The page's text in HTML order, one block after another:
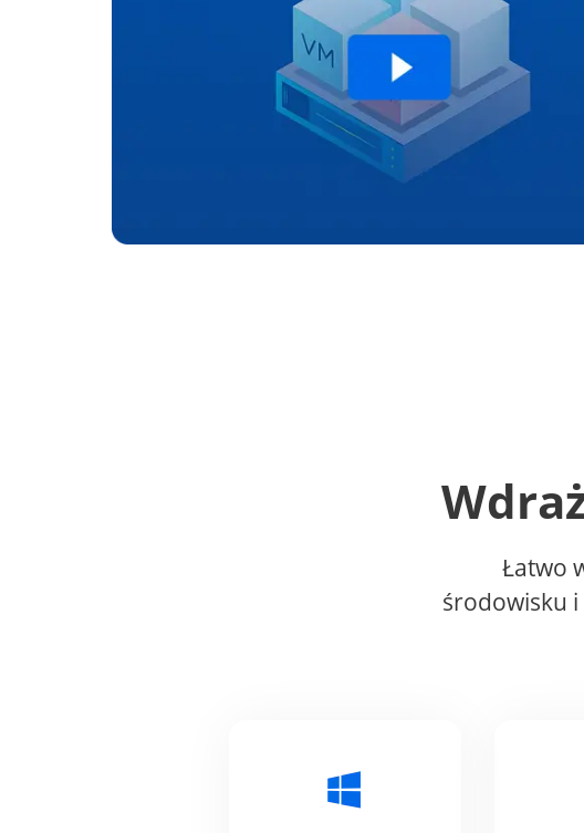
Łatwo
środowisku